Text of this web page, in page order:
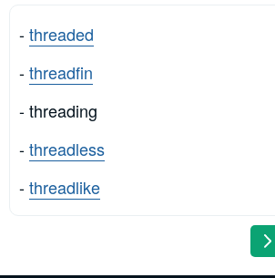
-threaded
-threadfin
- threading
-threadless
-threadlike